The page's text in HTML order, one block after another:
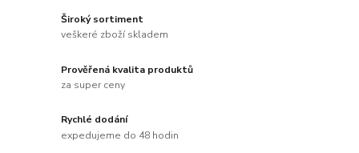
Široký sortiment
veškeré zboží skladem
Prověřená kvalita produktů
za super ceny
Rychlé dodání
expedujeme do 48 hodin